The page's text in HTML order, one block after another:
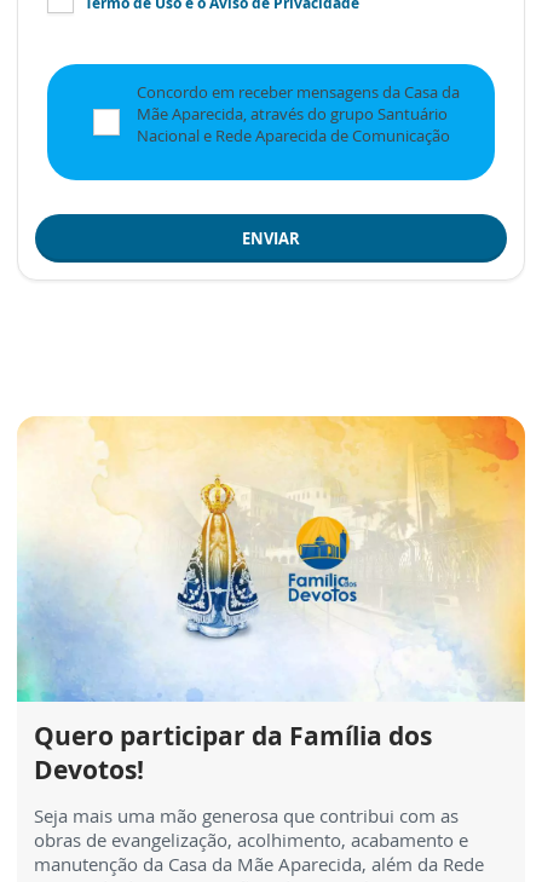
Concordo em receber mensagens da Casa da
Mãe Aparecida, através do grupo Santuário
Nacional e Rede Aparecida de Comunicação
ENVIAR
Quero participar da Família dos
Devotos!
Seja mais uma mão generosa que contribui com as
obras de evangelização, acolhimento, acabamento e
manutenção da Casa da Mãe Aparecida, além da Rede